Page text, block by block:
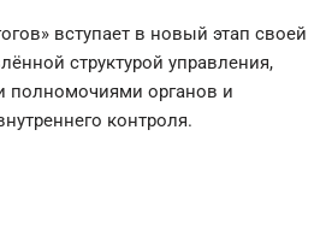
вступает в новый этап своей
структурой управления,
полномочиями органов и
контроля.